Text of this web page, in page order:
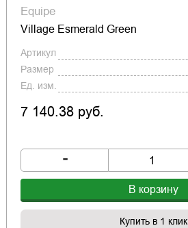
Equipe
Village Esmerald Green
Артикул
Размер
Ед. изм.
7 140.38 руб.
-
В корзину
Купить в 1 клик